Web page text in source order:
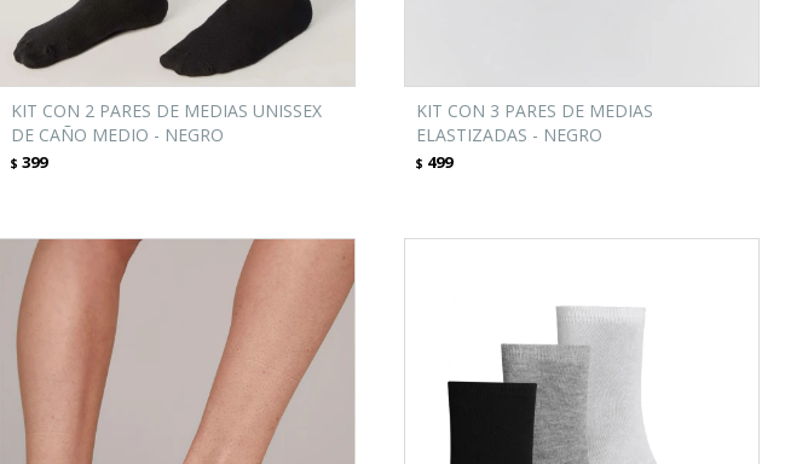
KIT CON 2 PARES DE MEDIAS UNISSEX
DE CAÑO MEDIO - NEGRO
$ 399
KIT CON 3 PARES DE MEDIAS
ELASTIZADAS - NEGRO
$ 499